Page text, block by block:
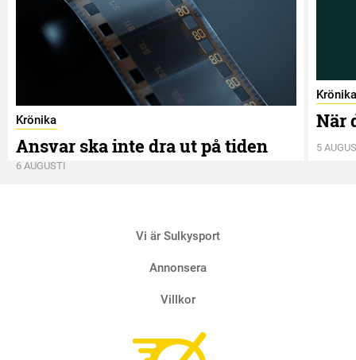
Krönika
Ansvar ska inte dra ut på tiden
6 AUGUSTI
Krönika
När
5
Vi är Sulkysport
Annonsera
Villkor